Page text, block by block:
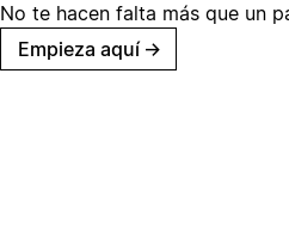
No te hacen falta más que un
Empieza aquí →